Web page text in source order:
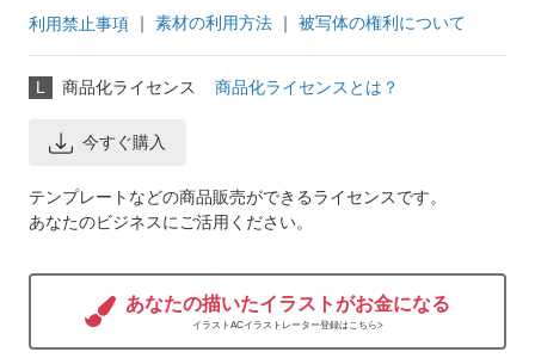
利用禁止事項 ｜ 素材の利用方法 ｜ 被写体の権利について
L 商品化ライセンス 商品化ライセンスとは？
今すぐ購入
テンプレートなどの商品販売ができるライセンスです。
あなたのビジネスにご活用ください。
あなたの描いたイラストがお金になる
イラストACイラストレーター登録はこちら>